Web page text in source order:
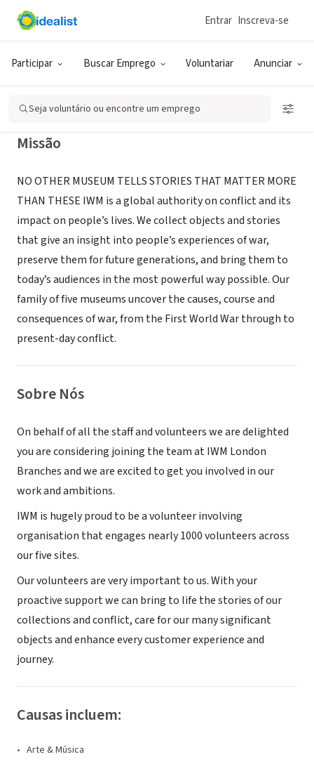
Participar Buscar Emprego Voluntariar Anunciar
Entrar Inscreva-se
Seja voluntário ou encontre um emprego
ONG (SETOR SOCIAL)
Imperial War Museums
Missão
NO OTHER MUSEUM TELLS STORIES THAT MATTER MORE
THAN THESE IWM is a global authority on conflict and its
impact on people’s lives. We collect objects and stories
that give an insight into people’s experiences of war,
preserve them for future generations, and bring them to
today’s audiences in the most powerful way possible. Our
family of five museums uncover the causes, course and
consequences of war, from the First World War through to
present-day conflict.
Sobre Nós
On behalf of all the staff and volunteers we are delighted
you are considering joining the team at IWM London
Branches and we are excited to get you involved in our
work and ambitions.
IWM is hugely proud to be a volunteer involving
organisation that engages nearly 1000 volunteers across
our five sites.
Our volunteers are very important to us. With your
proactive support we can bring to life the stories of our
collections and conflict, care for our many significant
objects and enhance every customer experience and
journey.
Causas incluem:
Arte & Música